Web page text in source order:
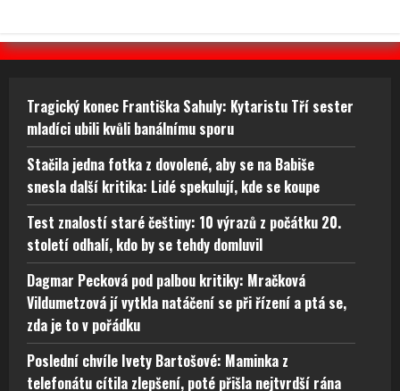
Tragický konec Františka Sahuly: Kytaristu Tří sester
mladíci ubili kvůli banálnímu sporu
Stačila jedna fotka z dovolené, aby se na Babiše
snesla další kritika: Lidé spekulují, kde se koupe
Test znalostí staré češtiny: 10 výrazů z počátku 20.
století odhalí, kdo by se tehdy domluvil
Dagmar Pecková pod palbou kritiky: Mračková
Vildumetzová jí vytkla natáčení se při řízení a ptá se,
zda je to v pořádku
Poslední chvíle Ivety Bartošové: Maminka z
telefonátu cítila zlepšení, poté přišla nejtvrdší rána